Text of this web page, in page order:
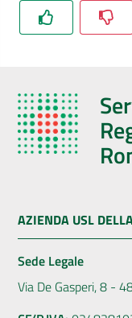
AZIENDA USL
Sede Legale
Via De Gasperi, 8 -